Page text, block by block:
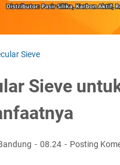
Sieve
Sieve
08.24 Posting